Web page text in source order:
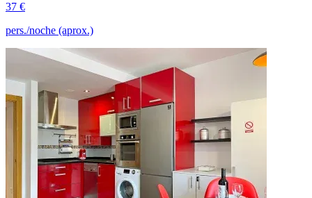
37 €
pers./noche (aprox.)